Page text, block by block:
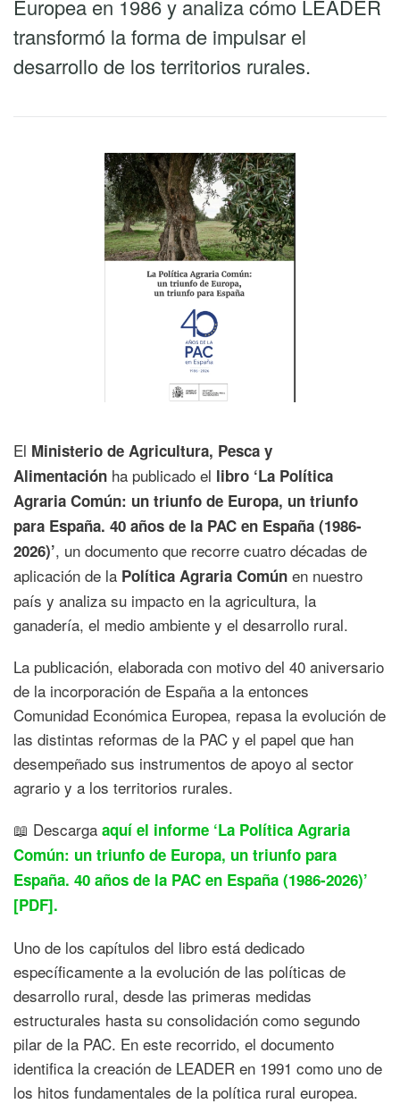
Europea en 1986 y analiza cómo LEADER
transformó la forma de impulsar el
desarrollo de los territorios rurales.
El Ministerio de Agricultura, Pesca y
Alimentación ha publicado el libro ‘La Política
Agraria Común: un triunfo de Europa, un triunfo
para España. 40 años de la PAC en España (1986-
2026)’, un documento que recorre cuatro décadas de
aplicación de la Política Agraria Común en nuestro
país y analiza su impacto en la agricultura, la
ganadería, el medio ambiente y el desarrollo rural.
La publicación, elaborada con motivo del 40 aniversario
de la incorporación de España a la entonces
Comunidad Económica Europea, repasa la evolución de
las distintas reformas de la PAC y el papel que han
desempeñado sus instrumentos de apoyo al sector
agrario y a los territorios rurales.
📖 Descarga aquí el informe ‘La Política Agraria
Común: un triunfo de Europa, un triunfo para
España. 40 años de la PAC en España (1986-2026)’
[PDF].
Uno de los capítulos del libro está dedicado
específicamente a la evolución de las políticas de
desarrollo rural, desde las primeras medidas
estructurales hasta su consolidación como segundo
pilar de la PAC. En este recorrido, el documento
identifica la creación de LEADER en 1991 como uno de
los hitos fundamentales de la política rural europea.